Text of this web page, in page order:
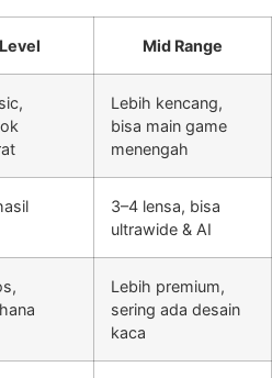
Mid Range
Lebih kencang,
bisa main game
menengah
3–4 lensa, bisa
ultrawide & AI
Lebih premium,
sering ada desain
kaca